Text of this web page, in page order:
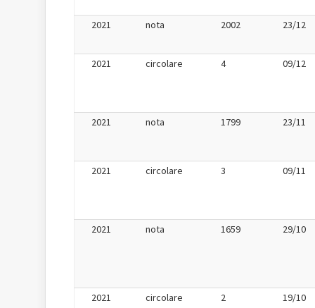
2021 nota 2002 23/12
2021 circolare 4 09/12
2021 nota 1799 23/11
2021 circolare 3 09/11
2021 nota 1659 29/10
2021 circolare 2 19/10